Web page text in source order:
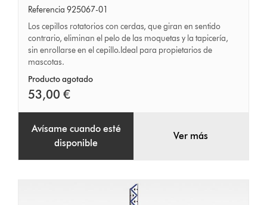
Tubine
sin
enredos
Referencia 925067-01
Los cepillos rotatorios con cerdas, que giran en sentido
contrario, eliminan el pelo de las moquetas y la tapicería,
sin enrollarse en el cepillo.Ideal para propietarios de
mascotas.
Producto agotado
53,00 €
Avísame cuando esté
disponible
Ver más